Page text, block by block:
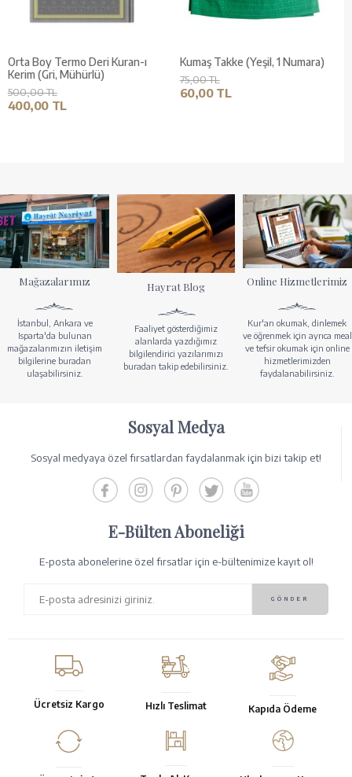
Orta Boy Termo Deri Kuran-ı
Kerim (Gri, Mühürlü)
500,00 TL
400,00 TL
Kumaş Takke (Yeşil, 1 Numara)
75,00 TL
60,00 TL
Mağazalarımız
İstanbul, Ankara ve
Isparta'da bulunan
mağazalarımızın iletişim
bilgilerine buradan
ulaşabilirsiniz.
Hayrat Blog
Faaliyet gösterdiğimiz
alanlarda yazdığımız
bilgilendirici yazılarımızı
buradan takip edebilirsiniz.
Online Hizmetlerimiz
Kur'an okumak, dinlemek
ve öğrenmek için ayrıca meal
ve tefsir okumak için online
hizmetlerimizden
faydalanabilirsiniz.
Sosyal Medya
Sosyal medyaya özel fırsatlardan faydalanmak için bizi takip et!
E-Bülten Aboneliği
E-posta abonelerine özel fırsatlar için e-bültenimize kayıt ol!
Ücretsiz Kargo Hızlı Teslimat Kapıda Ödeme